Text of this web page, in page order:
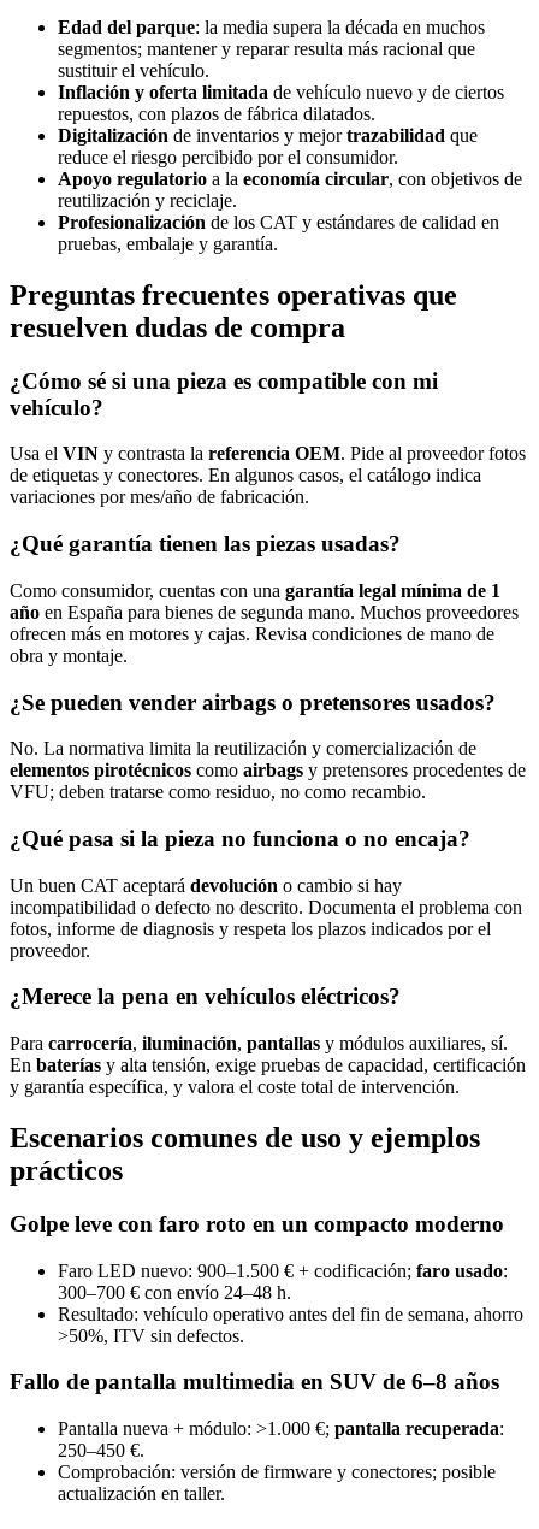
Edad del parque: la media supera la década en muchos
segmentos; mantener y reparar resulta más racional que
sustituir el vehículo.
Inflación y oferta limitada de vehículo nuevo y de ciertos
repuestos, con plazos de fábrica dilatados.
Digitalización de inventarios y mejortrazabilidad que
reduce el riesgo percibido por el consumidor.
Apoyo regulatorio a la economía circular, con objetivos de
reutilización y reciclaje.
Profesionalización de los CAT y estándares de calidad en
pruebas, embalaje y garantía.
Preguntas frecuentes operativas que
resuelven dudas de compra
¿Cómo sé si una pieza es compatible con mi
vehículo?
Usa el VIN y contrasta la referencia OEM. Pide al proveedor fotos
de etiquetas y conectores. En algunos casos, el catálogo indica
variaciones por mes/año de fabricación.
¿Qué garantía tienen las piezas usadas?
Como consumidor, cuentas con una garantía legal mínima de 1
año en España para bienes de segunda mano. Muchos proveedores
ofrecen más en motores y cajas. Revisa condiciones de mano de
obra y montaje.
¿Se pueden vender airbags o pretensores usados?
No. La normativa limita la reutilización y comercialización de
elementos pirotécnicos como airbags y pretensores procedentes de
VFU; deben tratarse como residuo, no como recambio.
¿Qué pasa si la pieza no funciona o no encaja?
Un buen CAT aceptará devolución o cambio si hay
incompatibilidad o defecto no descrito. Documenta el problema con
fotos, informe de diagnosis y respeta los plazos indicados por el
proveedor.
¿Merece la pena en vehículos eléctricos?
Para carrocería, iluminación, pantallas y módulos auxiliares, sí.
En baterías y alta tensión, exige pruebas de capacidad, certificación
y garantía específica, y valora el coste total de intervención.
Escenarios comunes de uso y ejemplos
prácticos
Golpe leve con faro roto en un compacto moderno
Faro LED nuevo: 900–1.500 € + codificación; faro usado:
300–700 € con envío 24–48 h.
Resultado: vehículo operativo antes del fin de semana, ahorro
>50%, ITV sin defectos.
Fallo de pantalla multimedia en SUV de 6–8 años
Pantalla nueva + módulo: >1.000 €; pantalla recuperada:
250–450 €.
Comprobación: versión de firmware y conectores; posible
actualización en taller.